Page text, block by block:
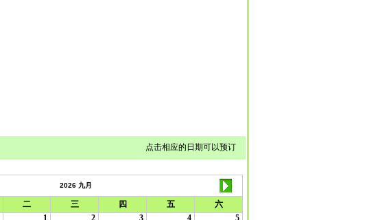
点击相应的日期可以预订